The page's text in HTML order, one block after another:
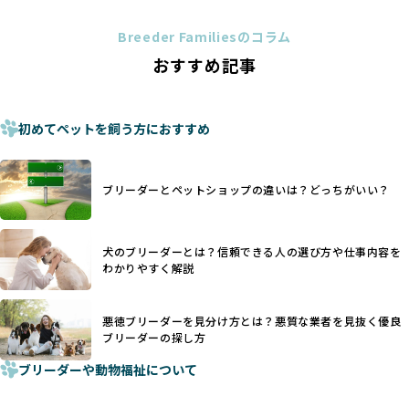
法令レベルの最低基準にとどまっていることが問題です。こ
ものに過ぎず、ワンちゃんの心身の福祉やブリーダーの責任
少なくなく、消費者にとって選択の判断が難しい現状があり
さらに、書類審査のみで掲載が許可されるサイトが多く、実
際の飼育環境やブリーダーの姿勢が見えにくい点も課題で
す。こうしたサイトでは、ブリーダーが記載する情報が主で
あり、実際の現場や日々のケアの状況がわからないため、営
利優先の「悪徳ブリーダー」が含まれるリスクが高まりま
す。
BreederFamiliesでは、ワンちゃんを大切にする「優良ブリ
ーダー」のみを紹介するために、法令を超えた独自の基準を
設け、ブリーダーの理念や飼育環境の厳格なチェックを行っ
ています。
一部の営利優先のブリーディングでは、母犬の出産負担を考
に断尾（しっぽを切る）や断耳（耳を切る）が行われている
ことがあります。
これは痛みを伴う処置で、ワンちゃんの身体的な負担が大き
手段でもあるため、切断されることで他の犬や人間との意思
ヨーロッパ諸国ではこうした処置が禁止されている一方で、
日本ではいまだ行われる場合があります。
優良ブリーダーは動物福祉を優先し、ワンちゃんの自然な姿
を大切にするため断尾・断耳を行いません。
一方、営利優先ブリーダーでは「見た目が良く売れやすい」
ことを理由に断尾や断耳を行うことがあり、中には麻酔なし
で処置するケースも見受けられます。
「耳やしっぽを切らない」詳細はこちら
犬種ごとに異なる健康リスクや育て方のポイントを理解し、
適切に対応するためには、深い知識と豊富な経験が欠かせま
せん。現在、犬種は200種類以上あり、それぞれに特有の健康
Breeder Familiesのコラム
おすすめ記事
初めてペットを飼う方におすすめ
ブリーダーとペットショップの違いは？どっちがいい？
犬のブリーダーとは？信頼できる人の選び方や仕事内容を
わかりやすく解説
悪徳ブリーダーを見分け方とは？悪質な業者を見抜く優良
ブリーダーの探し方
ブリーダーや動物福祉について